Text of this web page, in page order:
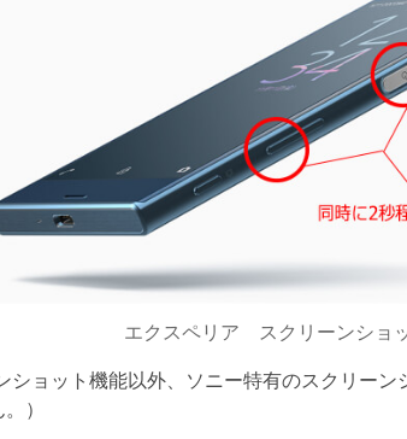
エクスペリア スクリーンショ
ショット機能以外、ソニー特有のスクリー
）